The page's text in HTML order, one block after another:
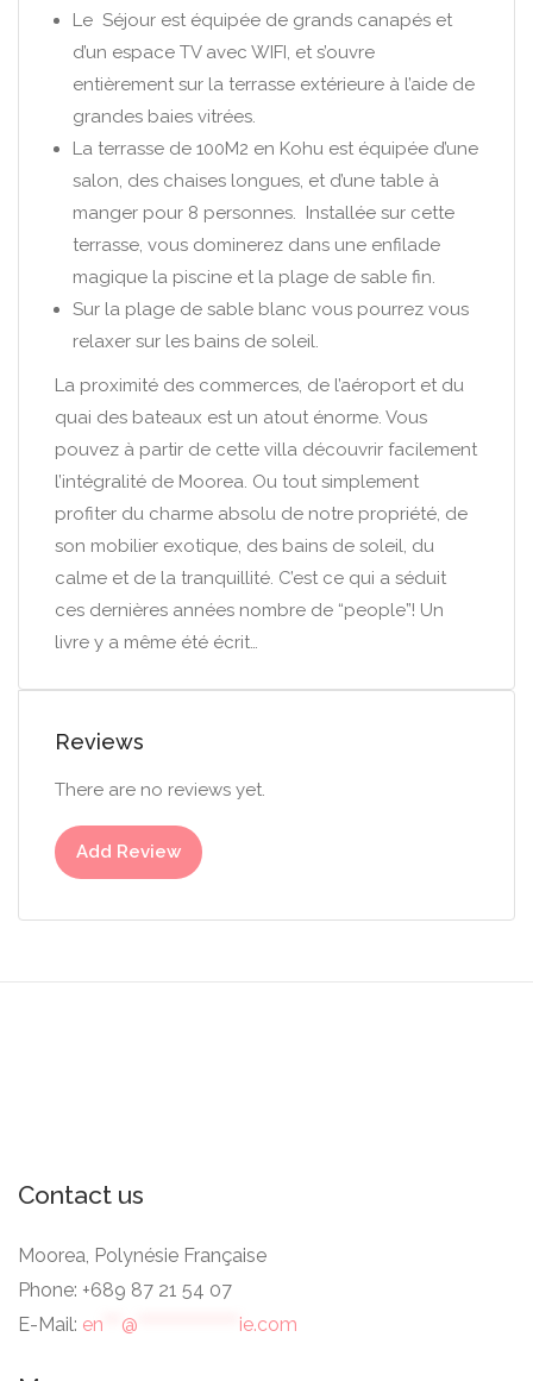
Le Séjour est équipée de grands canapés et
d’un espace TV avec WIFI, et s’ouvre
entièrement sur la terrasse extérieure à l’aide de
grandes baies vitrées.
La terrasse de 100M2 en Kohu est équipée d’une
salon, des chaises longues, et d’une table à
manger pour 8 personnes. Installée sur cette
terrasse, vous dominerez dans une enfilade
magique la piscine et la plage de sable fin.
Sur la plage de sable blanc vous pourrez vous
relaxer sur les bains de soleil.
La proximité des commerces, de l’aéroport et du
quai des bateaux est un atout énorme. Vous
pouvez à partir de cette villa découvrir facilement
l’intégralité de Moorea. Ou tout simplement
profiter du charme absolu de notre propriété, de
son mobilier exotique, des bains de soleil, du
calme et de la tranquillité. C’est ce qui a séduit
ces dernières années nombre de “people”! Un
livre y a même été écrit…
Reviews
There are no reviews yet.
Add Review
Contact us
Moorea, Polynésie Française
Phone: +689 87 21 54 07
E-Mail: en @ ie.com